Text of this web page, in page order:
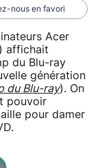
nous en favori
Acer
affichait
du Blu-ray
génération
du Blu-ray). On
pouvoir
pour damer